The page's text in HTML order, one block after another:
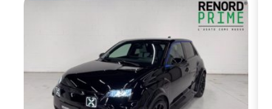
sistema di controllo della pressione pneumatici indiretto
sistema di frenata d'emergenza attiva
tinta monotono